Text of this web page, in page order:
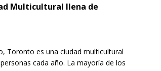
Multicultural llena de
Toronto es una ciudad multicultural
cada año. La mayoría de los